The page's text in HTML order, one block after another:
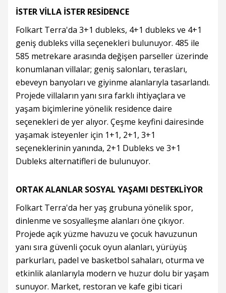
İSTER VİLLA İSTER RESİDENCE
Folkart Terra'da 3+1 dubleks, 4+1 dubleks ve 4+1
geniş dubleks villa seçenekleri bulunuyor. 485 ile
585 metrekare arasında değişen parseller üzerinde
konumlanan villalar; geniş salonları, terasları,
ebeveyn banyoları ve giyinme alanlarıyla tasarlandı.
Projede villaların yanı sıra farklı ihtiyaçlara ve
yaşam biçimlerine yönelik residence daire
seçenekleri de yer alıyor. Çeşme keyfini dairesinde
yaşamak isteyenler için 1+1, 2+1, 3+1
seçeneklerinin yanında, 2+1 Dubleks ve 3+1
Dubleks alternatifleri de bulunuyor.
ORTAK ALANLAR SOSYAL YAŞAMI DESTEKLİYOR
Folkart Terra'da her yaş grubuna yönelik spor,
dinlenme ve sosyalleşme alanları öne çıkıyor.
Projede açık yüzme havuzu ve çocuk havuzunun
yanı sıra güvenli çocuk oyun alanları, yürüyüş
parkurları, padel ve basketbol sahaları, oturma ve
etkinlik alanlarıyla modern ve huzur dolu bir yaşam
sunuyor. Market, restoran ve kafe gibi ticari